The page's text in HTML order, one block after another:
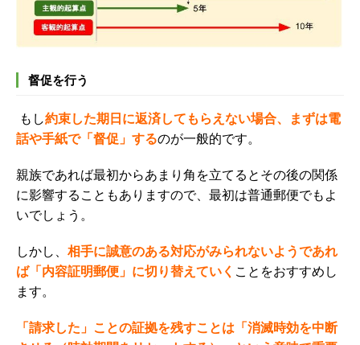
督促を行う
もし約束した期日に返済してもらえない場合、まずは電
話や手紙で「督促」するのが一般的です。
親族であれば最初からあまり角を立てるとその後の関係
に影響することもありますので、最初は普通郵便でもよ
いでしょう。
しかし、 相手に誠意のある対応がみられないようであれ
ば「内容証明郵便」に切り替えていく ことをおすすめし
ます。
「請求した」ことの証拠を残すことは「消滅時効を中断